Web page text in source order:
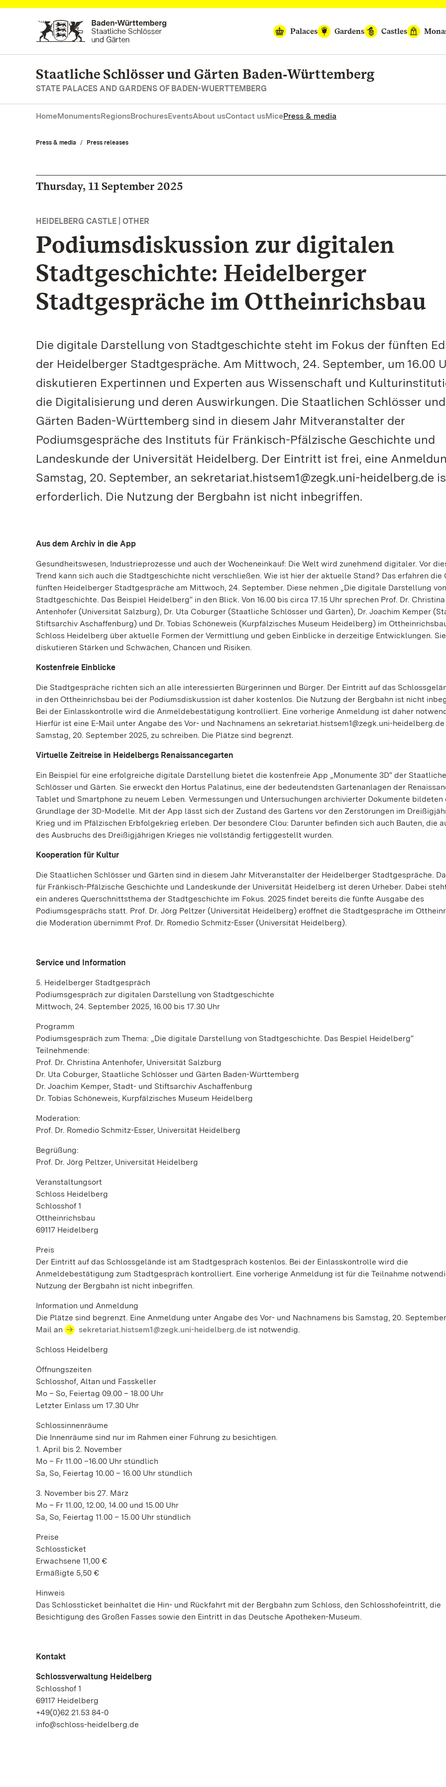
Navigate to main page
Palaces
Gardens Castles
Staatliche Schlösser und Gärten Baden‑Württemberg
STATE PALACES AND GARDENS OF BADEN-WUERTTEMBERG
HomeMonumentsRegionsBrochuresEventsAbout usContact usMicePress & media
Press & media Press releases
Thursday, 11 September 2025
HEIDELBERG CASTLE | OTHER
Podiumsdiskussion zur digitalen
Stadtgeschichte: Heidelberger
Stadtgespräche im Ottheinrichsbau
Die digitale Darstellung von Stadtgeschichte steht im Fokus der fünften
der Heidelberger Stadtgespräche. Am Mittwoch, 24. September, um 16.00
diskutieren Expertinnen und Experten aus Wissenschaft und
die Digitalisierung und deren Auswirkungen. Die Staatlichen Schlösser und
Gärten Baden-Württemberg sind in diesem Jahr Mitveranstalter der
Podiumsgespräche des Instituts für Fränkisch-Pfälzische Geschichte und
Landeskunde der Universität Heidelberg. Der Eintritt ist frei, eine
Samstag, 20. September, an sekretariat.histsem1@zegk.uni-heidelberg.de
erforderlich. Die Nutzung der Bergbahn ist nicht inbegriffen.
Aus dem Archiv in die App
Gesundheitswesen, Industrieprozesse und auch der Wocheneinkauf: Die Welt wird zunehmend digitaler. Vor
Trend kann sich auch die Stadtgeschichte nicht verschließen. Wie ist hier der aktuelle Stand? Das erfahren die
fünften Heidelberger Stadtgespräche am Mittwoch, 24. September. Diese nehmen „Die digitale Darstellung von
Stadtgeschichte. Das Beispiel Heidelberg“ in den Blick. Von 16.00 bis circa 17.15 Uhr sprechen Prof. Dr. Christina
Antenhofer (Universität Salzburg), Dr. Uta Coburger (Staatliche Schlösser und Gärten), Dr. Joachim Kemper
Stiftsarchiv Aschaffenburg) und Dr. Tobias Schöneweis (Kurpfälzisches Museum Heidelberg) im
Schloss Heidelberg über aktuelle Formen der Vermittlung und geben Einblicke in derzeitige Entwicklungen. Sie
diskutieren Stärken und Schwächen, Chancen und Risiken.
Kostenfreie Einblicke
Die Stadtgespräche richten sich an alle interessierten Bürgerinnen und Bürger. Der Eintritt auf das
in den Ottheinrichsbau bei der Podiumsdiskussion ist daher kostenlos. Die Nutzung der Bergbahn ist nicht
Bei der Einlasskontrolle wird die Anmeldebestätigung kontrolliert. Eine vorherige Anmeldung ist daher
Hierfür ist eine E-Mail unter Angabe des Vor- und Nachnamens an sekretariat.histsem1@zegk.uni-
Samstag, 20. September 2025, zu schreiben. Die Plätze sind begrenzt.
Virtuelle Zeitreise in Heidelbergs Renaissancegarten
Ein Beispiel für eine erfolgreiche digitale Darstellung bietet die kostenfreie App „Monumente 3D“ der
Schlösser und Gärten. Sie erweckt den Hortus Palatinus, eine der bedeutendsten Gartenanlagen der
Tablet und Smartphone zu neuem Leben. Vermessungen und Untersuchungen archivierter Dokumente bildeten
Grundlage der 3D-Modelle. Mit der App lässt sich der Zustand des Gartens vor den Zerstörungen im
Krieg und im Pfälzischen Erbfolgekrieg erleben. Der besondere Clou: Darunter befinden sich auch Bauten, die
des Ausbruchs des Dreißigjährigen Krieges nie vollständig fertiggestellt wurden.
Kooperation für Kultur
Die Staatlichen Schlösser und Gärten sind in diesem Jahr Mitveranstalter der Heidelberger Stadtgespräche.
für Fränkisch-Pfälzische Geschichte und Landeskunde der Universität Heidelberg ist deren Urheber. Dabei
ein anderes Querschnittsthema der Stadtgeschichte im Fokus. 2025 findet bereits die fünfte Ausgabe des
Podiumsgesprächs statt. Prof. Dr. Jörg Peltzer (Universität Heidelberg) eröffnet die Stadtgespräche im
die Moderation übernimmt Prof. Dr. Romedio Schmitz-Esser (Universität Heidelberg).
Service und Information
5. Heidelberger Stadtgespräch
Podiumsgespräch zur digitalen Darstellung von Stadtgeschichte
Mittwoch, 24. September 2025, 16.00 bis 17.30 Uhr
Programm
Podiumsgespräch zum Thema: „Die digitale Darstellung von Stadtgeschichte. Das Bespiel Heidelberg“
Teilnehmende:
Prof. Dr. Christina Antenhofer, Universität Salzburg
Dr. Uta Coburger, Staatliche Schlösser und Gärten Baden-Württemberg
Dr. Joachim Kemper, Stadt- und Stiftsarchiv Aschaffenburg
Dr. Tobias Schöneweis, Kurpfälzisches Museum Heidelberg
Moderation:
Prof. Dr. Romedio Schmitz-Esser, Universität Heidelberg
Begrüßung:
Prof. Dr. Jörg Peltzer, Universität Heidelberg
Veranstaltungsort
Schloss Heidelberg
Schlosshof 1
Ottheinrichsbau
69117 Heidelberg
Preis
Der Eintritt auf das Schlossgelände ist am Stadtgespräch kostenlos. Bei der Einlasskontrolle wird die
Anmeldebestätigung zum Stadtgespräch kontrolliert. Eine vorherige Anmeldung ist für die Teilnahme
Nutzung der Bergbahn ist nicht inbegriffen.
Information und Anmeldung
Die Plätze sind begrenzt. Eine Anmeldung unter Angabe des Vor- und Nachnamens bis Samstag, 20.
Mail an
sekretariat.histsem1@zegk.uni-heidelberg.de ist notwendig.
Schloss Heidelberg
Öffnungszeiten
Schlosshof, Altan und Fasskeller
Mo – So, Feiertag 09.00 – 18.00 Uhr
Letzter Einlass um 17.30 Uhr
Schlossinnenräume
Die Innenräume sind nur im Rahmen einer Führung zu besichtigen.
1. April bis 2. November
Mo – Fr 11.00 –16.00 Uhr stündlich
Sa, So, Feiertag 10.00 – 16.00 Uhr stündlich
3. November bis 27. März
Mo – Fr 11.00, 12.00, 14.00 und 15.00 Uhr
Sa, So, Feiertag 11.00 – 15.00 Uhr stündlich
Preise
Schlossticket
Erwachsene 11,00 €
Ermäßigte 5,50 €
Hinweis
Das Schlossticket beinhaltet die Hin- und Rückfahrt mit der Bergbahn zum Schloss, den Schlosshofeintritt, die
Besichtigung des Großen Fasses sowie den Eintritt in das Deutsche Apotheken-Museum.
Kontakt
Schlossverwaltung Heidelberg
Schlosshof 1
69117 Heidelberg
+49(0)62 21.53 84-0
info@schloss-heidelberg.de